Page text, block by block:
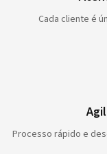
Cada cliente é
Processo rápido e